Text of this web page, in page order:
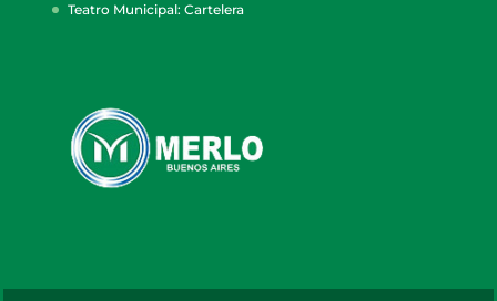
Teatro Municipal: Cartelera